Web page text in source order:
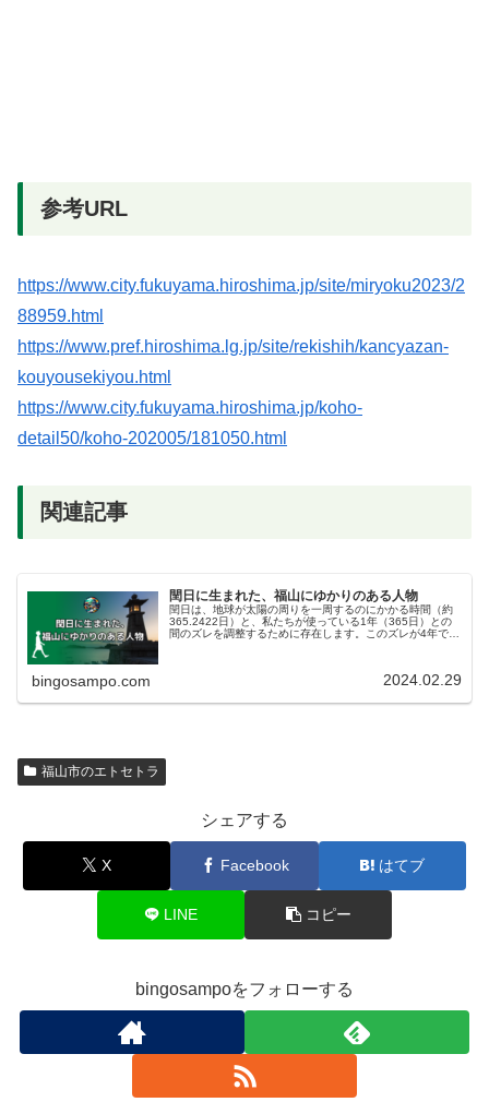
参考URL
https://www.city.fukuyama.hiroshima.jp/site/miryoku2023/2
88959.html
https://www.pref.hiroshima.lg.jp/site/rekishih/kancyazan-
kouyousekiyou.html
https://www.city.fukuyama.hiroshima.jp/koho-
detail50/koho-202005/181050.html
関連記事
閏日に生まれた、福山にゆかりのある人物
閏日は、地球が太陽の周りを一周するのにかかる時間（約
365.2422日）と、私たちが使っている1年（365日）との
間のズレを調整するために存在します。このズレが4年で約
bingosampo.com 2024.02.29
福山市のエトセトラ
シェアする
X Facebook はてブ
LINE コピー
bingosampoをフォローする